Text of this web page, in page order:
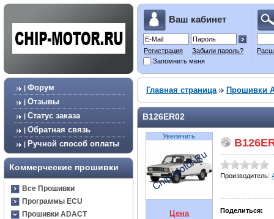
Ваш кабинет
Регистрация
Забыли пароль?
Запомнить меня
| Форум
| Отзывы
| Статус заказа
| Обратная связь
| Ручной способ оплаты
Коммерческие прошивки
Все Прошивки
Программы ECU
Прошивки ADACT
Главная страница Прошивки
B126ER02
Увеличить
Цена
Производитель:
Поделиться: